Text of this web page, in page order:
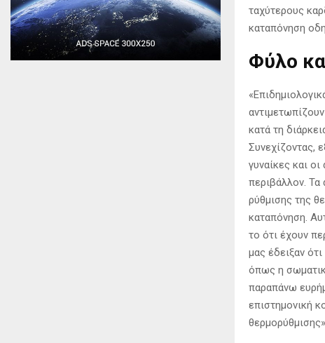
ταχύτερους
καταπόνηση
Φύλο
κατά τη
Συνεχίζοντας,
γυναίκες και
περιβάλλον. Τα
ρύθμισης της
καταπόνηση.
το ότι έχουν
μας έδειξαν
όπως η
παραπάνω
επιστημονική
θερμορύθμισης».